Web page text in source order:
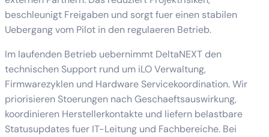
beschleunigt Freigaben und sorgt fuer einen stabilen
Uebergang vom Pilot in den regulaeren Betrieb.
Im laufenden Betrieb uebernimmt DeltaNEXT den
technischen Support rund um iLO Verwaltung,
Firmwarezyklen und Hardware Servicekoordination. Wir
priorisieren Stoerungen nach Geschaeftsauswirkung,
koordinieren Herstellerkontakte und liefern belastbare
Statusupdates fuer IT-Leitung und Fachbereiche. Bei